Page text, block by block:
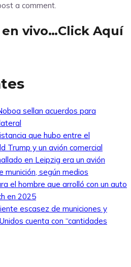
a comment.
vivo…Click Aquí
sellan acuerdos para
que hubo entre el
Trump y un avión comercial
en Leipzig era un avión
munición, según medios
el hombre que arrolló con un auto
en 2025
escasez de municiones y
cuenta con “cantidades